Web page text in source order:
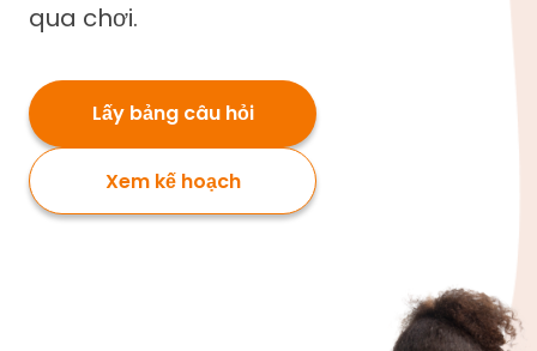
qua chơi.
Lấy bảng câu hỏi
Xem kế hoạch